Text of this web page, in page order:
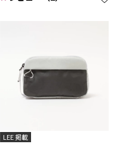
LEE 掲載